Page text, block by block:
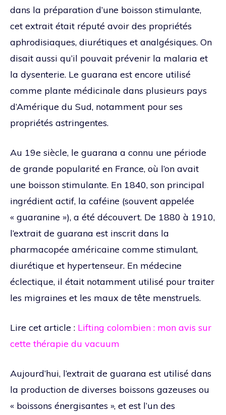
dans la préparation d’une boisson stimulante,
cet extrait était réputé avoir des propriétés
aphrodisiaques, diurétiques et analgésiques. On
disait aussi qu’il pouvait prévenir la malaria et
la dysenterie. Le guarana est encore utilisé
comme plante médicinale dans plusieurs pays
d’Amérique du Sud, notamment pour ses
propriétés astringentes.
Au 19e siècle, le guarana a connu une période
de grande popularité en France, où l’on avait
une boisson stimulante. En 1840, son principal
ingrédient actif, la caféine (souvent appelée
« guaranine »), a été découvert. De 1880 à 1910,
l’extrait de guarana est inscrit dans la
pharmacopée américaine comme stimulant,
diurétique et hypertenseur. En médecine
éclectique, il était notamment utilisé pour traiter
les migraines et les maux de tête menstruels.
Lire cet article : Lifting colombien : mon avis sur
cette thérapie du vacuum
Aujourd’hui, l’extrait de guarana est utilisé dans
la production de diverses boissons gazeuses ou
« boissons énergisantes », et est l’un des